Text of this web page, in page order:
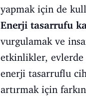
yapmak için de
Enerji tasarrufu
vurgulamak ve
etkinlikler, evlerde
enerji tasarruflu
artırmak için